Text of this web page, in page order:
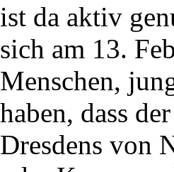
ist da aktiv
sich am 13.
Menschen,
haben, dass
Dresdens von